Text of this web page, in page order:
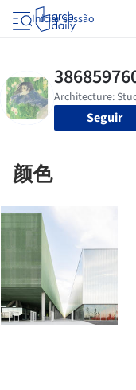
Iniciar sessão
Seguir
颜色